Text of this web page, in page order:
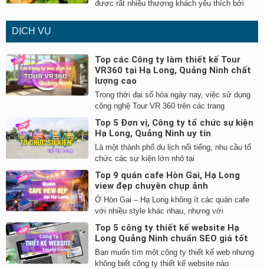
được rất nhiều thượng khách yêu thích bởi
DỊCH VỤ
Top các Công ty làm thiết kế Tour
VR360 tại Hạ Long, Quảng Ninh chất
lượng cao
Trong thời đại số hóa ngày nay, việc sử dụng
công nghệ Tour VR 360 trên các trang
Top 5 Đơn vị, Công ty tổ chức sự kiện
Hạ Long, Quảng Ninh uy tín
Là một thành phố du lịch nổi tiếng, nhu cầu tổ
chức các sự kiện lớn nhỏ tại
Top 9 quán cafe Hòn Gai, Hạ Long
view đẹp chuyên chụp ảnh
Ở Hòn Gai – Hạ Long không ít các quán cafe
với nhiều style khác nhau, nhưng với
Top 5 công ty thiết kế website Hạ
Long Quảng Ninh chuẩn SEO giá tốt
Bạn muốn tìm một công ty thiết kế web nhưng
không biết công ty thiết kế website nào